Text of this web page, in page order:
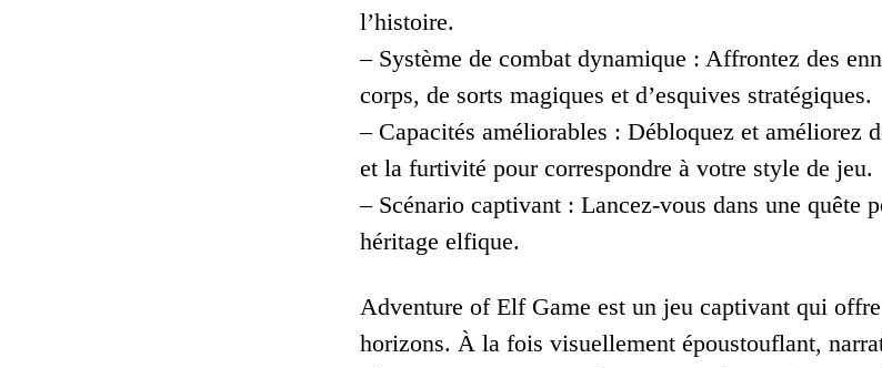
l’histoire.
– Système de combat dynamique : Affrontez des
corps, de sorts magiques et d’esquives stratégiques.
– Capacités améliorables : Débloquez et améliorez
et la furtivité pour correspondre à votre style de jeu.
– Scénario captivant : Lancez-vous dans une quête
héritage elfique.
Adventure of Elf Game est un jeu captivant qui
horizons. À la fois visuellement époustouflant,